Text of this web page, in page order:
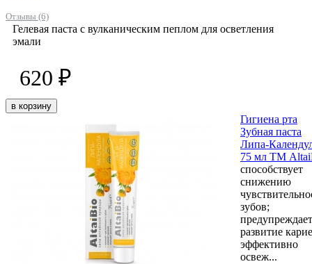
Отзывы (6)
Гелевая паста с вулканическим пеплом для осветления
эмали
620 ₽
в корзину
Гигиена рта
Зубная паста
Липа-
75 мл ТМ
способствует
снижению
зубов;
предупреждает
развитие
эффективно
освеж...